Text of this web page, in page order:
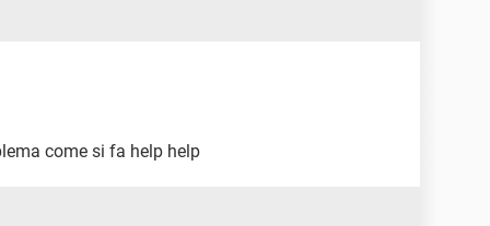
come si fa help help